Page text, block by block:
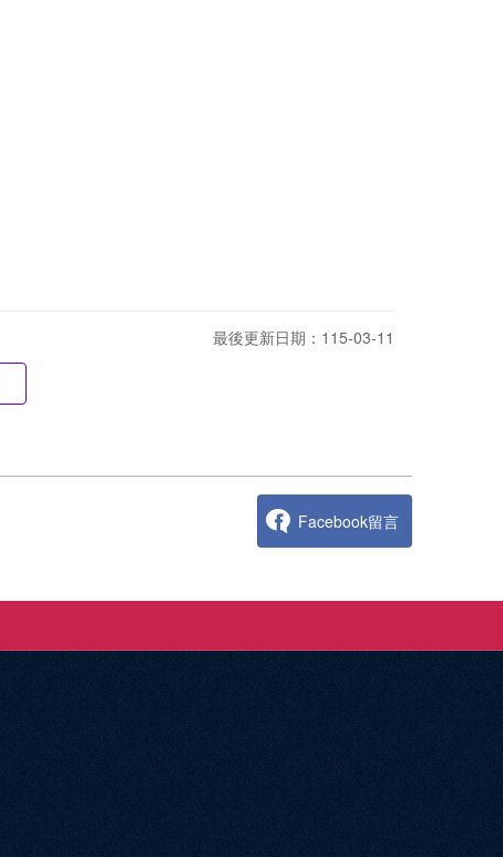
最後更新日期：115-03-11
Facebook留言